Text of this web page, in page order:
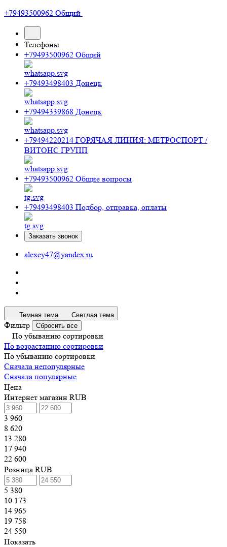
+79493500962 Общий
Телефоны
+79493500962 Общий
+79493498403 Донецк
+79494339868 Донецк
+79494220214 ГОРЯЧАЯ ЛИНИЯ: МЕТРОСПОРТ /
ВИТОНС ГРУПП
+79493500962 Общие вопросы
+79493498403 Подбор, отправка, оплаты
Заказать звонок
alexey47@yandex.ru
Темная тема Светлая тема
Фильтр Сбросить все
По убыванию сортировки
По возрастанию сортировки
По убыванию сортировки
Сначала непопулярные
Сначала популярные
Цена
Интернет магазин RUB
3 960
8 620
13 280
17 940
22 600
Розница RUB
5 380
10 173
14 965
19 758
24 550
Показать